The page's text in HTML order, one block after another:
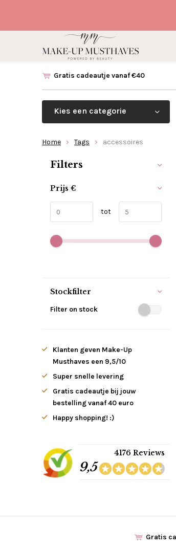
Gratis cadeautje vanaf €40
Kies een categorie
Home Tags accessoires
Sorteren op:
Filters
Prijs €
tot
Stockfilter
Filter on stock
Klanten geven Make-Up
Musthaves een 9,5/10
Super snelle levering
Gratis cadeautje bij jouw
bestelling vanaf 40 euro
Happy shopping! :)
9,5
4176 Reviews
Gratis